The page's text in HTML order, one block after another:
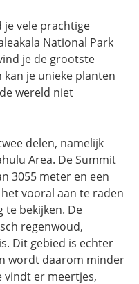
je vele prachtige
National Park
je de grootste
je unieke planten
wereld niet
delen, namelijk
Area. De Summit
3055 meter en een
vooral aan te raden
te bekijken. De
regenwoud,
Dit gebied is echter
wordt daarom minder
vindt er meertjes,